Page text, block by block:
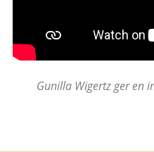
Gunilla Wigertz ger en